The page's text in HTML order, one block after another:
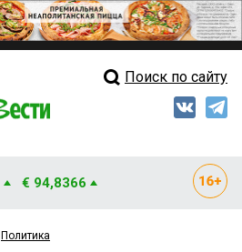
Свежий выпускПоиск по сайту
€ 94,8366
Политика